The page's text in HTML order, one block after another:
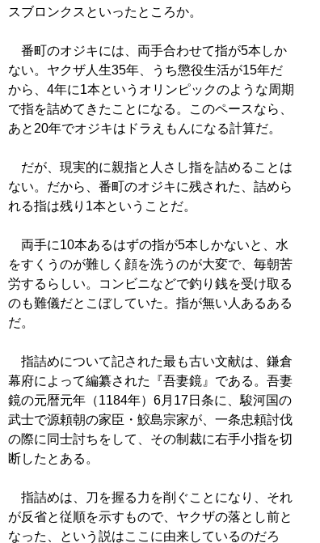
スブロンクスといったところか。
番町のオジキには、両手合わせて指が5本しか
ない。ヤクザ人生35年、うち懲役生活が15年だ
から、4年に1本というオリンピックのような周期
で指を詰めてきたことになる。このペースなら、
あと20年でオジキはドラえもんになる計算だ。
だが、現実的に親指と人さし指を詰めることは
ない。だから、番町のオジキに残された、詰めら
れる指は残り1本ということだ。
両手に10本あるはずの指が5本しかないと、水
をすくうのが難しく顔を洗うのが大変で、毎朝苦
労するらしい。コンビニなどで釣り銭を受け取る
のも難儀だとこぼしていた。指が無い人あるある
だ。
指詰めについて記された最も古い文献は、鎌倉
幕府によって編纂された『吾妻鏡』である。吾妻
鏡の元暦元年（1184年）6月17日条に、駿河国の
武士で源頼朝の家臣・鮫島宗家が、一条忠頼討伐
の際に同士討ちをして、その制裁に右手小指を切
断したとある。
指詰めは、刀を握る力を削ぐことになり、それ
が反省と従順を示すもので、ヤクザの落とし前と
なった、という説はここに由来しているのだろ